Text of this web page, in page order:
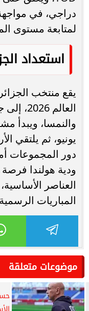
دراجي، في
لمتابعة مستوى
استعداد
يقع منتخب
العالم
ودية هولندا
العناصر
المباريات
موضوعات متعلقة